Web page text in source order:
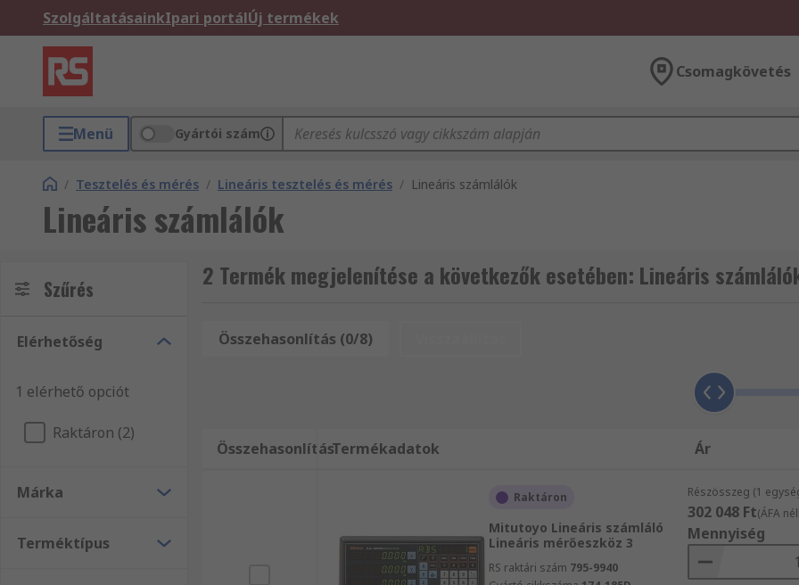
SzolgáltatásainkIpari portálÚj termékek
Csomagkövetés
Menü Gyártói szám
/ Tesztelés és mérés / Lineáris tesztelés és mérés / Lineáris számlálók
Lineáris számlálók
Szűrés
Elérhetőség
1 elérhető opciót
Raktáron (2)
Márka
Terméktípus
2 Termék megjelenítése a következők esetében: Lineáris
Összehasonlítás (0/8)
ÖsszehasonlításTermékadatok Ár
Raktáron
Mitutoyo Lineáris számláló
Lineáris mérőeszköz 3
RS raktári szám 795-9940
Részösszeg (1
302 048 Ft(ÁFA
Mennyiség